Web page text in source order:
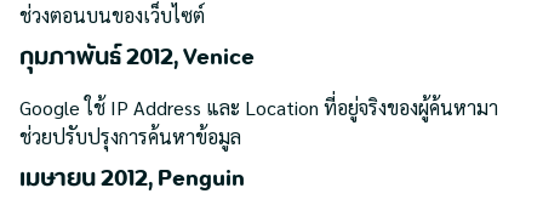
ช่วงตอนบนของเว็บไซต์
กุมภาพันธ์ 2012, Venice
Google ใช้ IP Address และ Location ที่อยู่จริงของผู้ค้นหามา
ช่วยปรับปรุงการค้นหาข้อมูล
เมษายน 2012, Penguin